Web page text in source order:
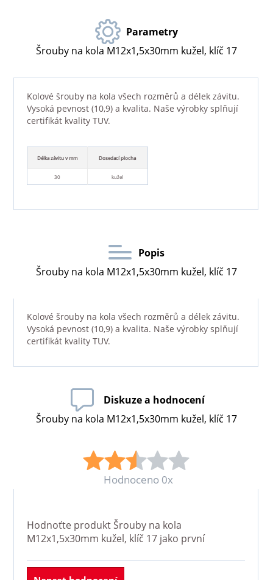
Parametry
Šrouby na kola M12x1,5x30mm kužel, klíč 17
Kolové šrouby na kola všech rozměrů a délek závitu.
Vysoká pevnost (10,9) a kvalita. Naše výrobky splňují
certifikát kvality TUV.
Délka závitu v mm Dosedací plocha
30 kužel
Popis
Šrouby na kola M12x1,5x30mm kužel, klíč 17
Kolové šrouby na kola všech rozměrů a délek závitu.
Vysoká pevnost (10,9) a kvalita. Naše výrobky splňují
certifikát kvality TUV.
Diskuze a hodnocení
Šrouby na kola M12x1,5x30mm kužel, klíč 17
Hodnoceno 0x
Hodnoťte produktŠrouby na kola
M12x1,5x30mm kužel, klíč 17jako první